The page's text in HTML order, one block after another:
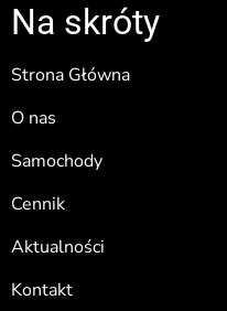
Na skróty
Strona Główna
O nas
Samochody
Cennik
Aktualności
Kontakt